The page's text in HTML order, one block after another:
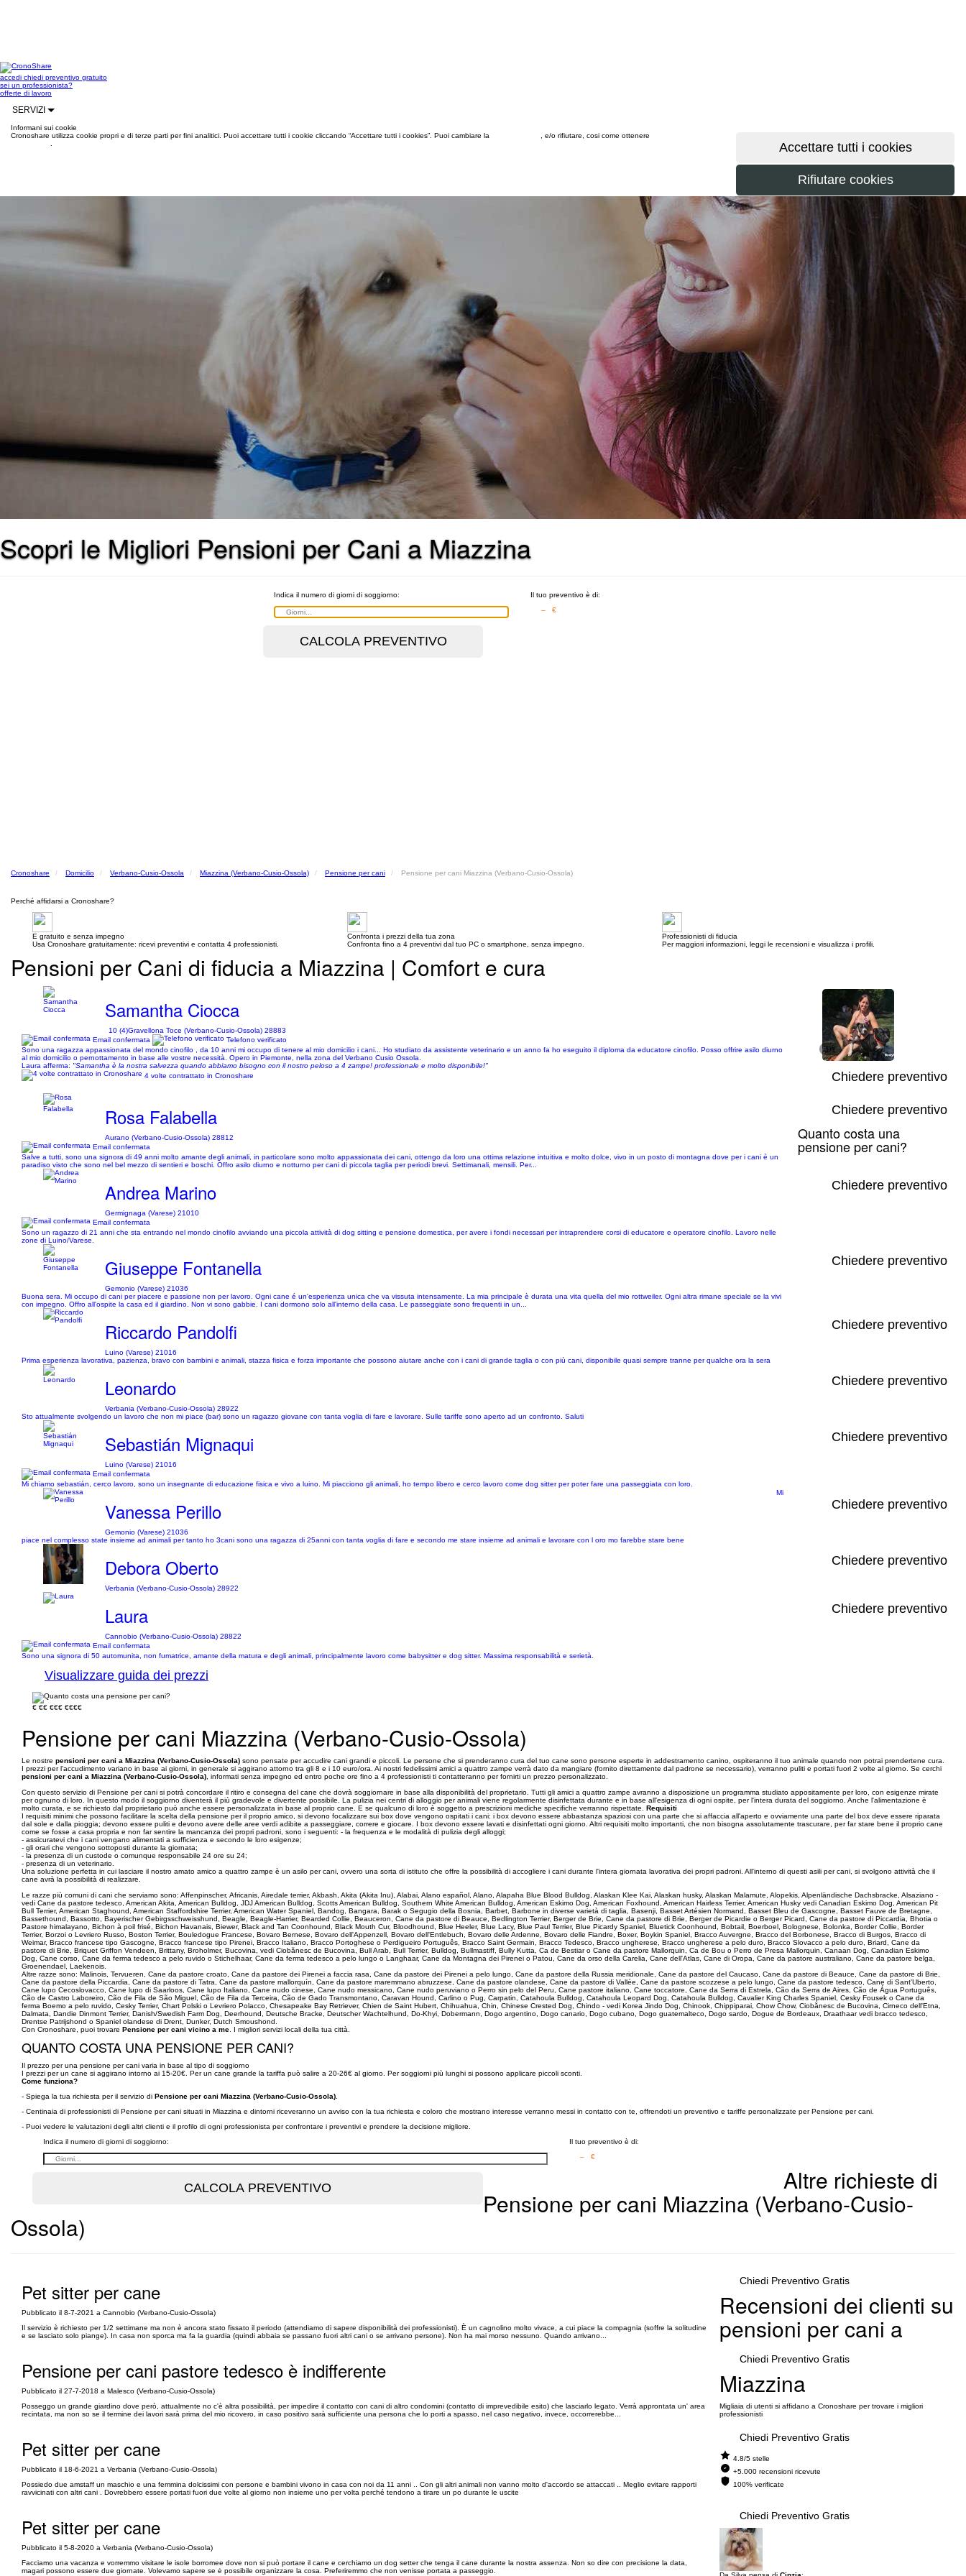
accedi chiedi preventivo gratuito
sei un professionista?
offerte di lavoro
SERVIZI
Informani sui cookie
Cronoshare utilizza cookie propri e di terze parti per fini analitici. Puoi accettare tutti i cookie cliccando “Accettare tutti i cookies”. Puoi cambiare la
, e/o rifiutare, cosi come ottenere
Scopri le Migliori Pensioni per Cani a Miazzina
Indica il numero di giorni di soggiorno:
Il tuo preventivo è di:
– €
Cronoshare Domicilio Verbano-Cusio-Ossola Miazzina (Verbano-Cusio-Ossola) Pensione per cani Pensione per cani Miazzina (Verbano-Cusio-Ossola)
Perché affidarsi a Cronoshare?
E gratuito e senza impegno
Usa Cronoshare gratuitamente: ricevi preventivi e contatta 4 professionisti.
Confronta i prezzi della tua zona
Confronta fino a 4 preventivi dal tuo PC o smartphone, senza impegno.
Professionisti di fiducia
Per maggiori informazioni, leggi le recensioni e visualizza i profili.
Pensioni per Cani di fiducia a Miazzina | Comfort e cura
Samantha Ciocca
10 (4)Gravellona Toce (Verbano-Cusio-Ossola) 28883
Email confermata
Telefono verificato
Sono una ragazza appassionata del mondo cinofilo , da 10 anni mi occupo di tenere al mio domicilio i cani... Ho studiato da assistente veterinario e un anno fa ho eseguito il diploma da educatore cinofilo. Posso offrire asilo diurno
al mio domicilio o pernottamento in base alle vostre necessità. Opero in Piemonte, nella zona del Verbano Cusio Ossola.
Laura afferma: "Samantha è la nostra salvezza quando abbiamo bisogno con il nostro peloso a 4 zampe! professionale e molto disponibile!"
4 volte contrattato in Cronoshare
1/1
Chiedere preventivo
Rosa Falabella
Aurano (Verbano-Cusio-Ossola) 28812
Email confermata
Salve a tutti, sono una signora di 49 anni molto amante degli animali, in particolare sono molto appassionata dei cani, ottengo da loro una ottima relazione intuitiva e molto dolce, vivo in un posto di montagna dove per i cani è un
paradiso visto che sono nel bel mezzo di sentieri e boschi. Offro asilo diurno e notturno per cani di piccola taglia per periodi brevi. Settimanali, mensili. Per...
Chiedere preventivo
Andrea Marino
Germignaga (Varese) 21010
Email confermata
Sono un ragazzo di 21 anni che sta entrando nel mondo cinofilo avviando una piccola attività di dog sitting e pensione domestica, per avere i fondi necessari per intraprendere corsi di educatore e operatore cinofilo. Lavoro nelle
zone di Luino/Varese.
Chiedere preventivo
Giuseppe Fontanella
Gemonio (Varese) 21036
Buona sera. Mi occupo di cani per piacere e passione non per lavoro. Ogni cane é un'esperienza unica che va vissuta intensamente. La mia principale è durata una vita quella del mio rottweiler. Ogni altra rimane speciale se la vivi
con impegno. Offro all'ospite la casa ed il giardino. Non vi sono gabbie. I cani dormono solo all'interno della casa. Le passeggiate sono frequenti in un...
Chiedere preventivo
Riccardo Pandolfi
Luino (Varese) 21016
Prima esperienza lavorativa, pazienza, bravo con bambini e animali, stazza fisica e forza importante che possono aiutare anche con i cani di grande taglia o con più cani, disponibile quasi sempre tranne per qualche ora la sera
Chiedere preventivo
Leonardo
Verbania (Verbano-Cusio-Ossola) 28922
Sto attualmente svolgendo un lavoro che non mi piace (bar) sono un ragazzo giovane con tanta voglia di fare e lavorare. Sulle tariffe sono aperto ad un confronto. Saluti
Chiedere preventivo
Sebastián Mignaqui
Luino (Varese) 21016
Email confermata
Mi chiamo sebastián, cerco lavoro, sono un insegnante di educazione fisica e vivo a luino. Mi piacciono gli animali, ho tempo libero e cerco lavoro come dog sitter per poter fare una passeggiata con loro.
Chiedere preventivo
Vanessa Perillo
Gemonio (Varese) 21036
Mi
piace nel complesso state insieme ad animali per tanto ho 3cani sono una ragazza di 25anni con tanta voglia di fare e secondo me stare insieme ad animali e lavorare con l oro mo farebbe stare bene
Chiedere preventivo
Debora Oberto
Verbania (Verbano-Cusio-Ossola) 28922
Chiedere preventivo
Laura
Cannobio (Verbano-Cusio-Ossola) 28822
Email confermata
Sono una signora di 50 automunita, non fumatrice, amante della matura e degli animali, principalmente lavoro come babysitter e dog sitter. Massima responsabilità e serietà.
Chiedere preventivo
Quanto costa una
pensione per cani?
Visualizzare guida dei prezzi
€ €€ €€€ €€€€
Pensione per cani Miazzina (Verbano-Cusio-Ossola)
Le nostre pensioni per cani a Miazzina (Verbano-Cusio-Ossola) sono pensate per accudire cani grandi e piccoli. Le persone che si prenderanno cura del tuo cane sono persone esperte in addestramento canino, ospiteranno il tuo animale quando non potrai prendertene cura.
I prezzi per l’accudimento variano in base ai giorni, in generale si aggirano attorno tra gli 8 e i 10 euro/ora. Ai nostri fedelissimi amici a quattro zampe verrà dato da mangiare (fornito direttamente dal padrone se necessario), verranno puliti e portati fuori 2 volte al giorno. Se cerchi
pensioni per cani a Miazzina (Verbano-Cusio-Ossola) , informati senza impegno ed entro poche ore fino a 4 professionisti ti contatteranno per fornirti un prezzo personalizzato.
Con questo servizio di Pensione per cani si potrà concordare il ritiro e consegna del cane che dovrà soggiornare in base alla disponibilità del proprietario. Tutti gli amici a quattro zampe avranno a disposizione un programma studiato appositamente per loro, con esigenze mirate
per ognuno di loro. In questo modo il soggiorno diventerà il più gradevole e divertente possibile. La pulizia nei centri di alloggio per animali viene regolarmente disinfettata durante e in base all'esigenza di ogni ospite, per l'intera durata del soggiorno. Anche l'alimentazione è
molto curata, e se richiesto dal proprietario può anche essere personalizzata in base al proprio cane. E se qualcuno di loro è soggetto a prescrizioni mediche specifiche verranno rispettate. Requisiti
I requisiti minimi che possono facilitare la scelta della pensione per il proprio amico, si devono focalizzare sui box dove vengono ospitati i cani: i box devono essere abbastanza spaziosi con una parte che si affaccia all'aperto e ovviamente una parte del box deve essere riparata
dal sole e dalla pioggia; devono essere puliti e devono avere delle aree verdi adibite a passeggiare, correre e giocare. I box devono essere lavati e disinfettati ogni giorno. Altri requisiti molto importanti, che non bisogna assolutamente trascurare, per far stare bene il proprio cane
come se fosse a casa propria e non far sentire la mancanza dei propri padroni, sono i seguenti: - la frequenza e le modalità di pulizia degli alloggi;
- assicuratevi che i cani vengano alimentati a sufficienza e secondo le loro esigenze;
- gli orari che vengono sottoposti durante la giornata;
- la presenza di un custode o comunque responsabile 24 ore su 24;
- presenza di un veterinario.
Una soluzione perfetta in cui lasciare il nostro amato amico a quattro zampe è un asilo per cani, ovvero una sorta di istituto che offre la possibilità di accogliere i cani durante l'intera giornata lavorativa dei propri padroni. All'interno di questi asili per cani, si svolgono attività che il
cane avrà la possibilità di realizzare.
Le razze più comuni di cani che serviamo sono: Affenpinscher, Africanis, Airedale terrier, Akbash, Akita (Akita Inu), Alabai, Alano español, Alano, Alapaha Blue Blood Bulldog, Alaskan Klee Kai, Alaskan husky, Alaskan Malamute, Alopekis, Alpenländische Dachsbracke, Alsaziano -
vedi Cane da pastore tedesco, American Akita, American Bulldog, JDJ American Bulldog, Scotts American Bulldog, Southern White American Bulldog, American Eskimo Dog, American Foxhound, American Hairless Terrier, American Husky vedi Canadian Eskimo Dog, American Pit
Bull Terrier, American Staghound, American Staffordshire Terrier, American Water Spaniel, Bandog, Bangara, Barak o Segugio della Bosnia, Barbet, Barbone in diverse varietà di taglia, Basenji, Basset Artésien Normand, Basset Bleu de Gascogne, Basset Fauve de Bretagne,
Bassethound, Bassotto, Bayerischer Gebirgsschweisshund, Beagle, Beagle-Harrier, Bearded Collie, Beauceron, Cane da pastore di Beauce, Bedlington Terrier, Berger de Brie, Cane da pastore di Brie, Berger de Picardie o Berger Picard, Cane da pastore di Piccardia, Bhotia o
Pastore himalayano, Bichon à poil frisé, Bichon Havanais, Biewer, Black and Tan Coonhound, Black Mouth Cur, Bloodhound, Blue Heeler, Blue Lacy, Blue Paul Terrier, Blue Picardy Spaniel, Bluetick Coonhound, Bobtail, Boerboel, Bolognese, Bolonka, Border Collie, Border
Terrier, Borzoi o Levriero Russo, Boston Terrier, Bouledogue Francese, Bovaro Bernese, Bovaro dell'Appenzell, Bovaro dell'Entlebuch, Bovaro delle Ardenne, Bovaro delle Fiandre, Boxer, Boykin Spaniel, Bracco Auvergne, Bracco del Borbonese, Bracco di Burgos, Bracco di
Weimar, Bracco francese tipo Gascogne, Bracco francese tipo Pirenei, Bracco Italiano, Bracco Portoghese o Perdigueiro Português, Bracco Saint Germain, Bracco Tedesco, Bracco ungherese, Bracco ungherese a pelo duro, Bracco Slovacco a pelo duro, Briard, Cane da
pastore di Brie, Briquet Griffon Vendeen, Brittany, Broholmer, Bucovina, vedi Ciobănesc de Bucovina, Bull Arab, Bull Terrier, Bulldog, Bullmastiff, Bully Kutta, Ca de Bestiar o Cane da pastore Mallorquin, Ca de Bou o Perro de Presa Mallorquin, Canaan Dog, Canadian Eskimo
Dog, Cane corso, Cane da ferma tedesco a pelo ruvido o Stichelhaar, Cane da ferma tedesco a pelo lungo o Langhaar, Cane da Montagna dei Pirenei o Patou, Cane da orso della Carelia, Cane dell'Atlas, Cane di Oropa, Cane da pastore australiano, Cane da pastore belga,
Groenendael, Laekenois.
Altre razze sono: Malinois, Tervueren, Cane da pastore croato, Cane da pastore dei Pirenei a faccia rasa, Cane da pastore dei Pirenei a pelo lungo, Cane da pastore della Russia meridionale, Cane da pastore del Caucaso, Cane da pastore di Beauce, Cane da pastore di Brie,
Cane da pastore della Piccardia, Cane da pastore di Tatra, Cane da pastore mallorquín, Cane da pastore maremmano abruzzese, Cane da pastore olandese, Cane da pastore di Vallée, Cane da pastore scozzese a pelo lungo, Cane da pastore tedesco, Cane di Sant'Uberto,
Cane lupo Cecoslovacco, Cane lupo di Saarloos, Cane lupo Italiano, Cane nudo cinese, Cane nudo messicano, Cane nudo peruviano o Perro sin pelo del Peru, Cane pastore italiano, Cane toccatore, Cane da Serra di Estrela, Cão da Serra de Aires, Cão de Água Português,
Cão de Castro Laboreiro, Cão de Fila de São Miguel, Cão de Fila da Terceira, Cão de Gado Transmontano, Caravan Hound, Carlino o Pug, Carpatin, Catahoula Bulldog, Catahoula Leopard Dog, Catahoula Bulldog, Cavalier King Charles Spaniel, Cesky Fousek o Cane da
ferma Boemo a pelo ruvido, Cesky Terrier, Chart Polski o Levriero Polacco, Chesapeake Bay Retriever, Chien de Saint Hubert, Chihuahua, Chin, Chinese Crested Dog, Chindo - vedi Korea Jindo Dog, Chinook, Chippiparai, Chow Chow, Ciobănesc de Bucovina, Cirneco dell'Etna,
Dalmata, Dandie Dinmont Terrier, Danish/Swedish Farm Dog, Deerhound, Deutsche Bracke, Deutscher Wachtelhund, Do-Khyi, Dobermann, Dogo argentino, Dogo canario, Dogo cubano, Dogo guatemalteco, Dogo sardo, Dogue de Bordeaux, Draathaar vedi bracco tedesco,
Drentse Patrijshond o Spaniel olandese di Drent, Dunker, Dutch Smoushond.
Con Cronoshare, puoi trovare Pensione per cani vicino a me . I migliori servizi locali della tua città.
QUANTO COSTA UNA PENSIONE PER CANI?
Il prezzo per una pensione per cani varia in base al tipo di soggiorno
I prezzi per un cane si aggirano intorno ai 15-20€. Per un cane grande la tariffa può salire a 20-26€ al giorno. Per soggiorni più lunghi si possono applicare piccoli sconti.
Come funziona?
- Spiega la tua richiesta per il servizio di Pensione per cani Miazzina (Verbano-Cusio-Ossola)
- Centinaia di professionisti di Pensione per cani situati in Miazzina e dintorni riceveranno un avviso con la tua richiesta e coloro che mostrano interesse verranno messi in contatto con te, offrendoti un preventivo e tariffe personalizzate per Pensione per cani.
- Puoi vedere le valutazioni degli altri clienti e il profilo di ogni professionista per confrontare i preventivi e prendere la decisione migliore.
Indica il numero di giorni di soggiorno:
Il tuo preventivo è di:
– €
Altre richieste di
Pensione per cani Miazzina (Verbano-Cusio-
Ossola)
Pet sitter per cane
Pubblicato il 8-7-2021 a Cannobio (Verbano-Cusio-Ossola)
Il servizio è richiesto per 1/2 settimane ma non è ancora stato fissato il periodo (attendiamo di sapere disponibilità dei professionisti). È un cagnolino molto vivace, a cui piace la compagnia (soffre la solitudine
e se lasciato solo piange). In casa non sporca ma fa la guardia (quindi abbaia se passano fuori altri cani o se arrivano persone). Non ha mai morso nessuno. Quando arrivano...
Chiedi Preventivo Gratis
Pensione per cani pastore tedesco è indifferente
Pubblicato il 27-7-2018 a Malesco (Verbano-Cusio-Ossola)
Posseggo un grande giardino dove però, attualmente no c'è altra possibilità, per impedire il contatto con cani di altro condomini (contatto di imprevedibile esito) che lasciarlo legato. Verrà approntata un' area
recintata, ma non so se il termine dei lavori sarà prima del mio ricovero, in caso positivo sarà sufficiente una persona che lo porti a spasso, nel caso negativo, invece, occorrerebbe...
Chiedi Preventivo Gratis
Pet sitter per cane
Pubblicato il 18-6-2021 a Verbania (Verbano-Cusio-Ossola)
Possiedo due amstaff un maschio e una femmina dolcissimi con persone e bambini vivono in casa con noi da 11 anni .. Con gli altri animali non vanno molto d'accordo se attaccati .. Meglio evitare rapporti
ravvicinati con altri cani . Dovrebbero essere portati fuori due volte al giorno non insieme uno per volta perché tendono a tirare un po durante le uscite
Chiedi Preventivo Gratis
Pet sitter per cane
Pubblicato il 5-8-2020 a Verbania (Verbano-Cusio-Ossola)
Facciamo una vacanza e vorremmo visitare le isole borromee dove non si può portare il cane e cerchiamo un dog setter che tenga il cane durante la nostra assenza. Non so dire con precisione la data,
magari possono essere due giornate. Volevamo sapere se ė possibile organizzare la cosa. Preferiremmo che non venisse portata a passeggio.
Chiedi Preventivo Gratis
Recensioni dei clienti su
pensioni per cani a
Miazzina
Migliaia di utenti si affidano a Cronoshare per trovare i migliori
professionisti
4.8/5 stelle
+5.000 recensioni ricevute
100% verificate